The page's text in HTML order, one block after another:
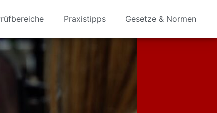
Praxistipps Gesetze & Normen